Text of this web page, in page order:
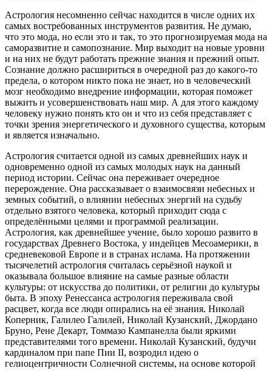
Астрология несомненно сейчас находится в числе одних их
самых востребованных инструментов развития. Не думаю,
что это мода, но если это и так, то это прогнозируемая мода на
саморазвитие и самопознание. Мир выходит на новые уровни
и на них не будут работать прежние знания и прежний опыт.
Сознание должно расшириться в очередной раз до какого-то
предела, о котором никто пока не знает, но в человеческий
мозг необходимо внедрение информации, которая поможет
выжить и усовершенствовать наш мир. А для этого каждому
человеку нужно понять кто он и что из себя представляет с
точки зрения энергетического и духовного существа, которым
и является изначально.
Астрология считается одной из самых древнейших наук и
одновременно одной из самых молодых наук на данный
период истории. Сейчас она переживает очередное
перерождение. Она рассказывает о взаимосвязи небесных и
земных событий, о влиянии небесных энергий на судьбу
отдельно взятого человека, который приходит сюда с
определёнными целями и программой реализации.
Астрология, как древнейшее учение, было хорошо развито в
государствах Древнего Востока, у индейцев Месоамерики, в
средневековой Европе и в странах ислама. На протяжении
тысячелетий астрология считалась серьёзной наукой и
оказывала большое влияние на самые разные области
культуры: от искусства до политики, от религии до культуры
быта. В эпоху Ренессанса астрология переживала свой
расцвет, когда все люди опирались на её знания. Николай
Коперник, Галилео Галилей, Николай Кузанский, Джордано
Бруно, Рене Декарт, Томмазо Кампанелла были яркими
представителями того времени. Николай Кузанский, будучи
кардиналом при папе Пии II, возродил идею о
гелиоцентричности Солнечной системы, на основе которой